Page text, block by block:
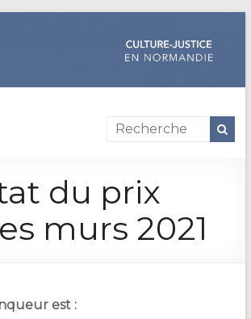
du prix
murs 2021
est :